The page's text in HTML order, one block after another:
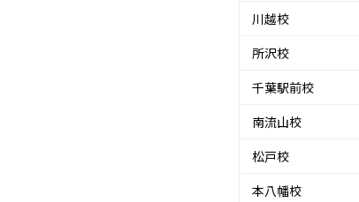
川越校
所沢校
千葉駅前校
南流山校
松戸校
本八幡校